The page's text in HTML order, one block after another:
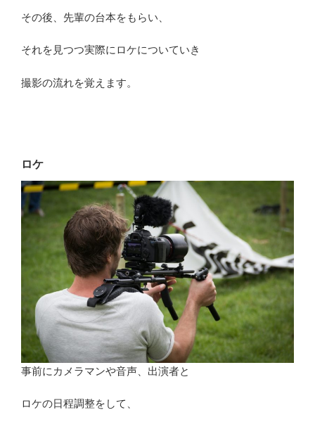
その後、先輩の台本をもらい、
それを見つつ実際にロケについていき
撮影の流れを覚えます。
ロケ
事前にカメラマンや音声、出演者と
ロケの日程調整をして、